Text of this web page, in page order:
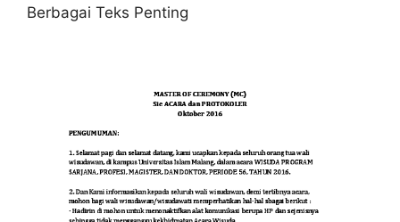
Berbagai Teks Penting